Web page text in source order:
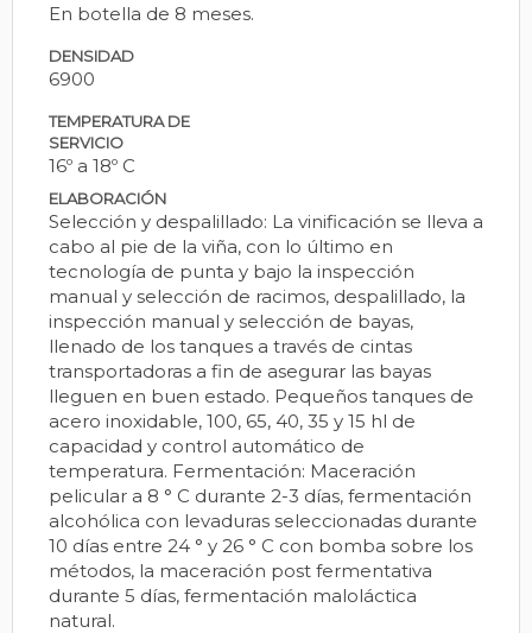
En botella de 8 meses.
DENSIDAD
6900
TEMPERATURA DE
SERVICIO
16º a 18º C
ELABORACIÓN
Selección y despalillado: La vinificación se lleva a
cabo al pie de la viña, con lo último en
tecnología de punta y bajo la inspección
manual y selección de racimos, despalillado, la
inspección manual y selección de bayas,
llenado de los tanques a través de cintas
transportadoras a fin de asegurar las bayas
lleguen en buen estado. Pequeños tanques de
acero inoxidable, 100, 65, 40, 35 y 15 hl de
capacidad y control automático de
temperatura. Fermentación: Maceración
pelicular a 8 ° C durante 2-3 días, fermentación
alcohólica con levaduras seleccionadas durante
10 días entre 24 ° y 26 ° C con bomba sobre los
métodos, la maceración post fermentativa
durante 5 días, fermentación maloláctica
natural.